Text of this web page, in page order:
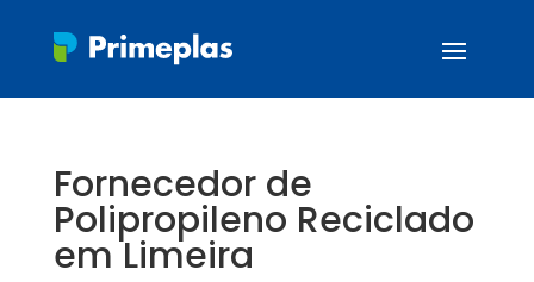
Fornecedor de
Polipropileno Reciclado
em Limeira